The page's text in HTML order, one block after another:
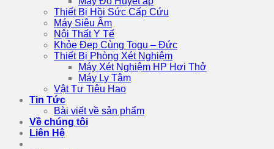
Thiết Bị Hồi Sức Cấp Cứu
Máy Siêu Âm
Nội Thất Y Tế
Khỏe Đẹp Cùng Togu – Đức
Thiết Bị Phòng Xét Nghiệm
Máy Xét Nghiệm HP Hơi Thở
Máy Ly Tâm
Vật Tư Tiêu Hao
Tin Tức
Bài viết về sản phẩm
Về chúng tôi
Liên Hệ